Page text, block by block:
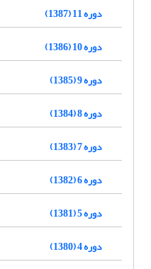
دوره 11 (1387)
دوره 10 (1386)
دوره 9 (1385)
دوره 8 (1384)
دوره 7 (1383)
دوره 6 (1382)
دوره 5 (1381)
دوره 4 (1380)